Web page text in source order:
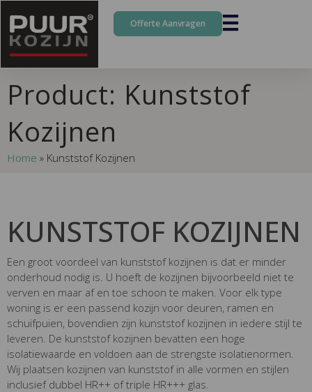
Offerte Aanvragen
Product: Kunststof
Kozijnen
Home » Kunststof Kozijnen
KUNSTSTOF KOZIJNEN
Een groot voordeel van kunststof kozijnen is dat er minder
onderhoud nodig is. U hoeft de kozijnen bijvoorbeeld niet te
verven en maar af en toe schoon te maken. Voor elk type
woning is er een passend kozijn voor deuren, ramen en
schuifpuien, bovendien zijn kunststof kozijnen in iedere stijl te
leveren. De kunststof kozijnen bevatten een hoge
isolatiewaarde en voldoen aan de strengste isolatienormen.
Wij plaatsen kozijnen van kunststof in alle vormen en stijlen
inclusief dubbel HR++ of triple HR+++ glas.